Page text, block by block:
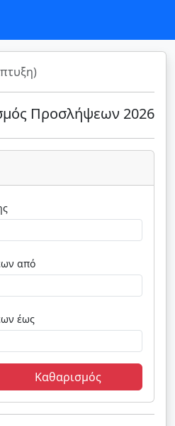
Προσλήψεων 2026
Αριθμός θέσεων από
Αριθμός θέσεων έως
Καθαρισμός